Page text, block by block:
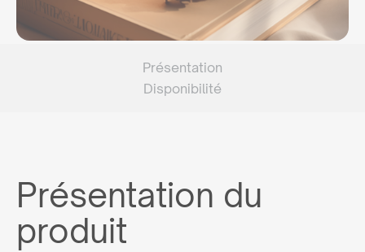
Présentation
Disponibilité
Présentation du
produit